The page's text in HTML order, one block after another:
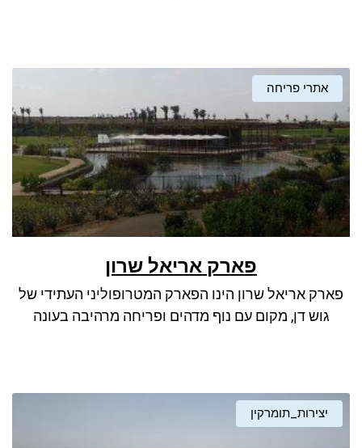
אתרי פריחה
פארק אריאל שרון
פארק אריאל שרון הינו הפארק המטרופוליני העתידי של
גוש דן, מקום עם נוף מדהים ופריחה מרהיבה בעונה
יצירות_תומרקין